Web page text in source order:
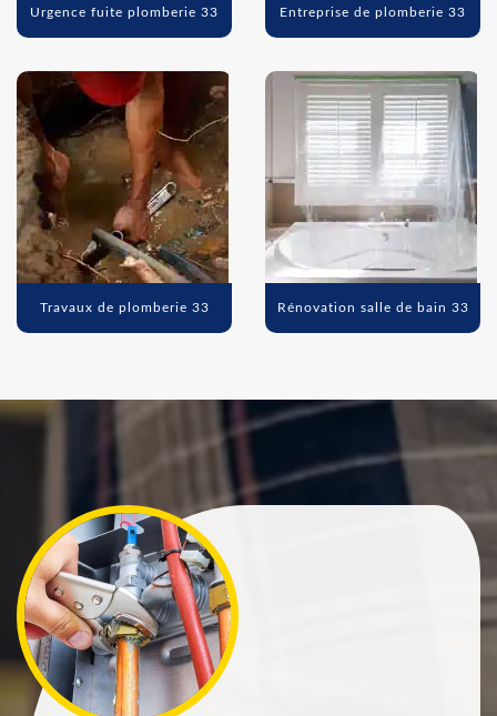
Urgence fuite plomberie 33 Entreprise de plomberie 33
Travaux de plomberie 33 Rénovation salle de bain 33